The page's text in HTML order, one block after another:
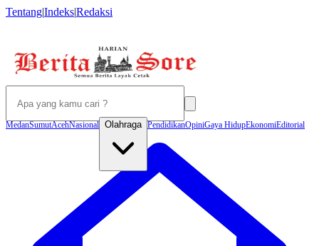
Tentang|Indeks|Redaksi
MedanSumutAcehNasional Olahraga PendidikanOpiniGaya HidupEkonomiEditorial